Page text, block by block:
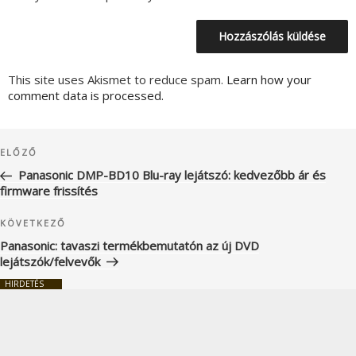
This site uses Akismet to reduce spam. Learn how your
comment data is processed.
navigáció
Korábbi
bejegyzés
ELŐZŐ
Panasonic DMP-BD10 Blu-ray lejátszó: kedvezőbb ár és
firmware frissítés
Következő
bejegyzés
KÖVETKEZŐ
Panasonic: tavaszi termékbemutatón az új DVD
lejátszók/felvevők
HIRDETÉS